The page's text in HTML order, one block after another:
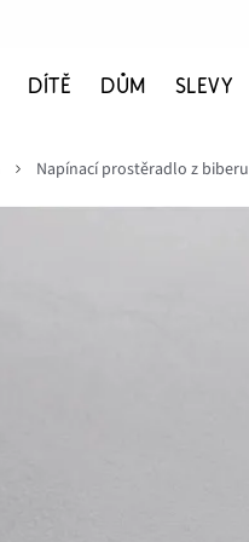
DÍTĚ DŮM SLEVY
Napínací prostěradlo z biberu